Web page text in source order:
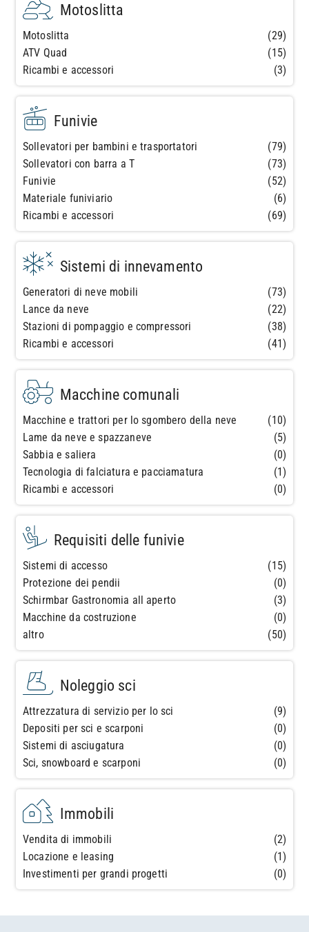
Motoslitta
Motoslitta
(29)
ATV Quad
(15)
Ricambi e accessori
(3)
Funivie
Sollevatori per bambini e trasportatori
(79)
Sollevatori con barra a T
(73)
Funivie
(52)
Materiale funiviario
(6)
Ricambi e accessori
(69)
Sistemi di innevamento
Generatori di neve mobili
(73)
Lance da neve
(22)
Stazioni di pompaggio e compressori
(38)
Ricambi e accessori
(41)
Macchine comunali
Macchine e trattori per lo sgombero della neve
(10)
Lame da neve e spazzaneve
(5)
Sabbia e saliera
(0)
Tecnologia di falciatura e pacciamatura
(1)
Ricambi e accessori
(0)
Requisiti delle funivie
Sistemi di accesso
(15)
Protezione dei pendii
(0)
Schirmbar Gastronomia all aperto
(3)
Macchine da costruzione
(0)
altro
(50)
Noleggio sci
Attrezzatura di servizio per lo sci
(9)
Depositi per sci e scarponi
(0)
Sistemi di asciugatura
(0)
Sci, snowboard e scarponi
(0)
Immobili
Vendita di immobili
(2)
Locazione e leasing
(1)
Investimenti per grandi progetti
(0)